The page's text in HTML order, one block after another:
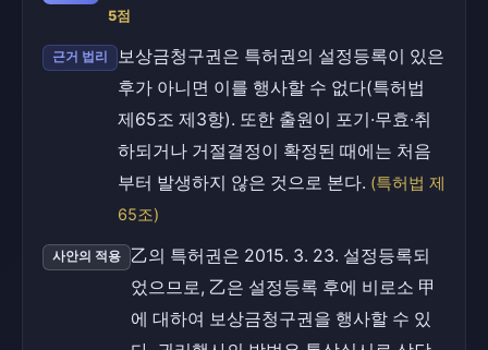
5점
근거 법리
보상금청구권은 특허권의 설정등록이 있은
후가 아니면 이를 행사할 수 없다(특허법
제65조 제3항). 또한 출원이 포기·무효·취
하되거나 거절결정이 확정된 때에는 처음
부터 발생하지 않은 것으로 본다. (특허법 제
65조)
사안의 적용
乙의 특허권은 2015. 3. 23. 설정등록되
었으므로, 乙은 설정등록 후에 비로소 甲
에 대하여 보상금청구권을 행사할 수 있